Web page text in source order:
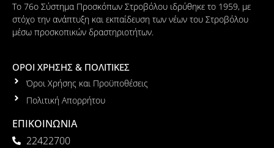
Το 76ο Σύστημα Προσκόπων Στροβόλου ιδρύθηκε το 1959, με
στόχο την ανάπτυξη και εκπαίδευση των νέων του Στροβόλου
μέσω προσκοπικών δραστηριοτήτων.
ΟΡΟΙ ΧΡΗΣΗΣ & ΠΟΛΙΤΙΚΕΣ
Όροι Χρήσης και Προϋποθέσεις
Πολιτική Απορρήτου
ΕΠΙΚΟΙΝΩΝΙΑ
22422700